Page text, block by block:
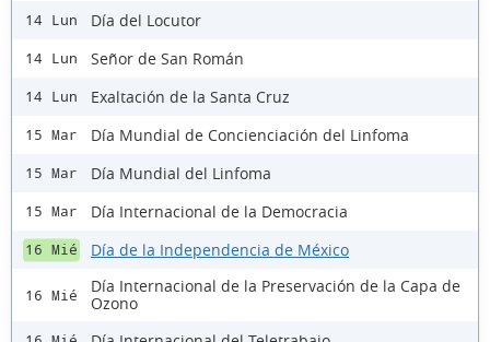
14 Lun Día del Locutor
14 Lun Señor de San Román
14 Lun Exaltación de la Santa Cruz
15 Mar Día Mundial de Concienciación del Linfoma
15 Mar Día Mundial del Linfoma
15 Mar Día Internacional de la Democracia
16 Mié Día de la Independencia de México
16 Mié
Día Internacional de la Preservación de la Capa de
Ozono